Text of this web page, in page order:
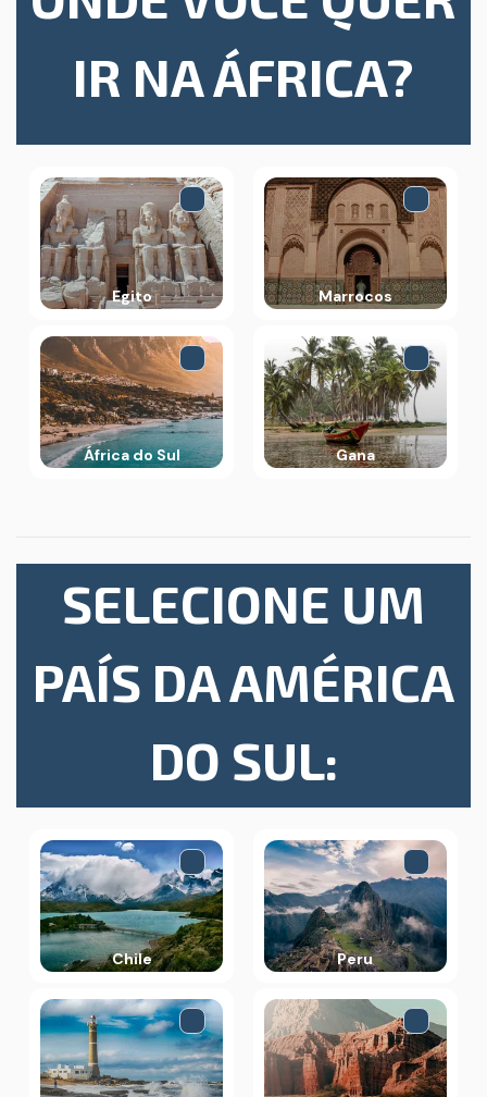
IR NA ÁFRICA?
Egito Marrocos
África do Sul Gana
SELECIONE UM
PAÍS DA AMÉRICA
DO SUL:
Chile Peru